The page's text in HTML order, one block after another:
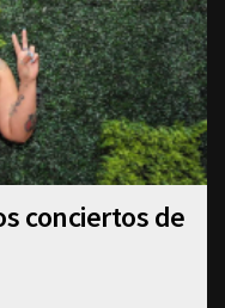
conciertos de